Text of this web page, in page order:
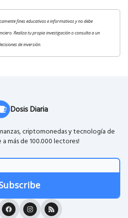
fines educativos e informativos y no debe
Realiza tu propia investigación o consulta a un
de inversión.
Dosis Diaria
criptomonedas y tecnología de
a más de 100.000 lectores!